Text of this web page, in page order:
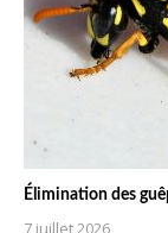
Élimination des
7 juillet 2026